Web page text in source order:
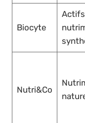
Biocyte
Nutri&Co